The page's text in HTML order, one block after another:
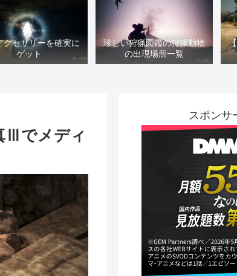
セサリーを確実に
ゲット
珍しい狩猟図鑑の狩猟動物
の出現場所一覧
Ⅲでメディ
スポンサ